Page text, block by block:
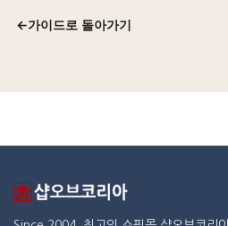
←가이드로 돌아가기